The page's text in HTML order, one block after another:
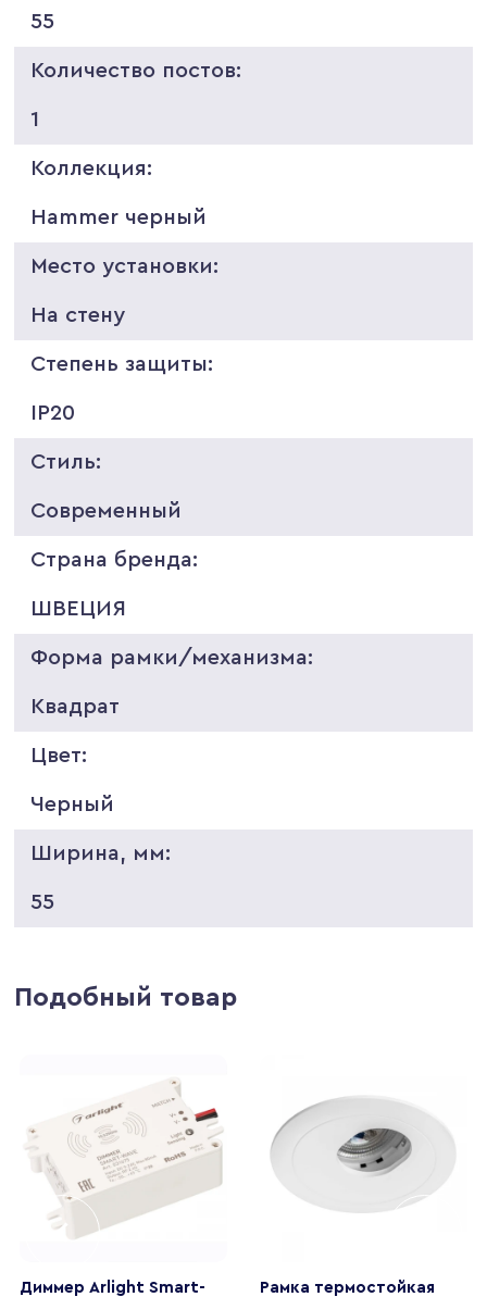
55
Количество постов:
1
Коллекция:
Hammer черный
Место установки:
На стену
Степень защиты:
IP20
Стиль:
Современный
Страна бренда:
ШВЕЦИЯ
Форма рамки/механизма:
Квадрат
Цвет:
Черный
Ширина, мм:
55
Подобный товар
Диммер Arlight Smart-
Рамка термостойкая